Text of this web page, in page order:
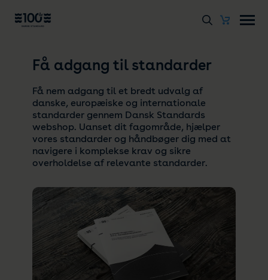
Få adgang til standarder
Få nem adgang til et bredt udvalg af
danske, europæiske og internationale
standarder gennem Dansk Standards
webshop. Uanset dit fagområde, hjælper
vores standarder og håndbøger dig med at
navigere i komplekse krav og sikre
overholdelse af relevante standarder.